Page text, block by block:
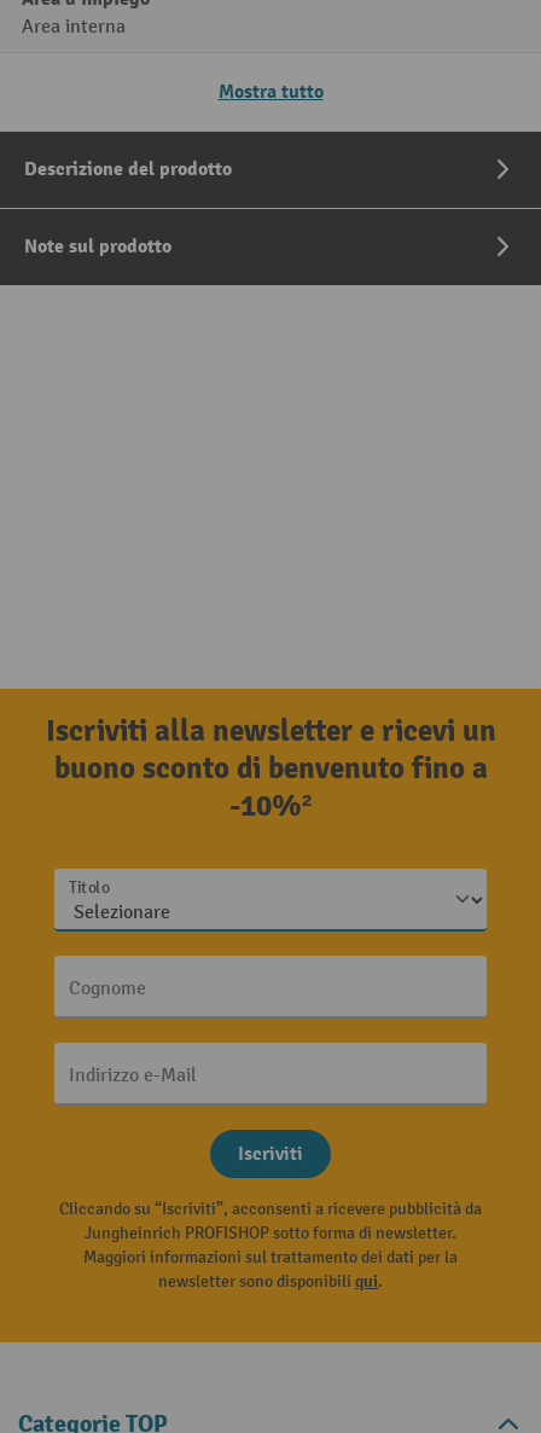
Area interna
Mostra tutto
Descrizione del prodotto
Note sul prodotto
Iscriviti alla newsletter e ricevi un
buono sconto di benvenuto fino a
-10%²
Titolo
Cognome
Indirizzo e-Mail
Iscriviti
Cliccando su “Iscriviti”, acconsenti a ricevere pubblicità da
Jungheinrich PROFISHOP sotto forma di newsletter.
Maggiori informazioni sul trattamento dei dati per la
newsletter sono disponibili qui.
Categorie TOP